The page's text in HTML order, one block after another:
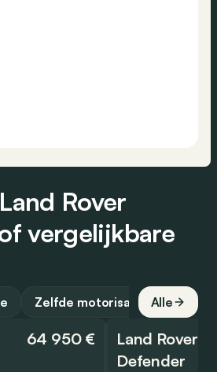
Rover
vergelijkbare
Zelfde motorisatie Alle
64 950 €
Land Rover
Defender